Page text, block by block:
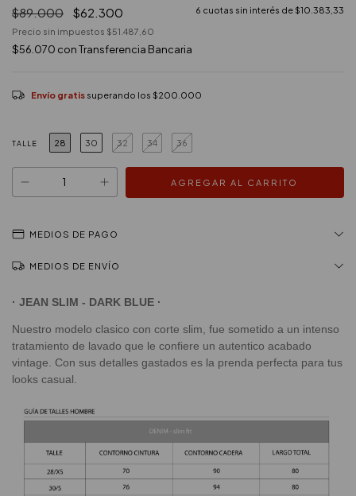
$89.000 $62.300 6 cuotas sin interés de $10.383,33
Precio sin impuestos $51.487,60
$56.070 conTransferencia Bancaria
Envío gratis superando los $200.000
TALLE 28 30 32 34 36
MEDIOS DE PAGO
MEDIOS DE ENVÍO
· JEAN SLIM - DARK BLUE ·
Nuestro modelo clasico con corte slim, fue sometido a un intenso
tratamiento de lavado que le confiere un autentico acabado
vintage. Con sus detalles gastados es la prenda perfecta para tus
looks casual.